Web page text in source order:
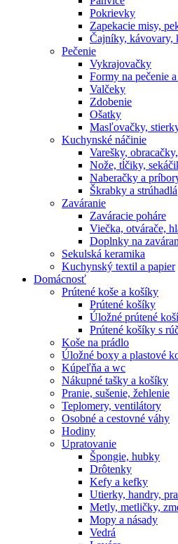
Pokrievky
Zapekacie misy,
Čajníky, kávovary,
Pečenie
Vykrajovačky
Formy na pečenie
Valčeky
Zdobenie
Ošatky
Masľovačky,
Kuchynské náčinie
Varešky,
Nože, tĺčiky,
Naberačky a
Škrabky a strúhadlá
Zaváranie
Zaváracie poháre
Viečka, otvárače,
Doplnky na
Sekulská keramika
Kuchynský textil a papier
Domácnosť
Prútené koše a košíky
Prútené košíky
Úložné prútené
Prútené košíky s
Koše na prádlo
Úložné boxy a plastové
Kúpeľňa a wc
Nákupné tašky a košíky
Pranie, sušenie, žehlenie
Teplomery, ventilátory
Osobné a cestovné váhy
Hodiny
Upratovanie
Špongie, hubky
Drôtenky
Kefy a kefky
Utierky, handry,
Metly, metličky,
Mopy a násady
Vedrá